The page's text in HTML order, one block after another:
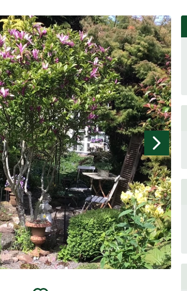
minimum 3 tegn for at se
resultater
i hele vores katalog af artikler, arrangementer,
produkter og åbne haver.